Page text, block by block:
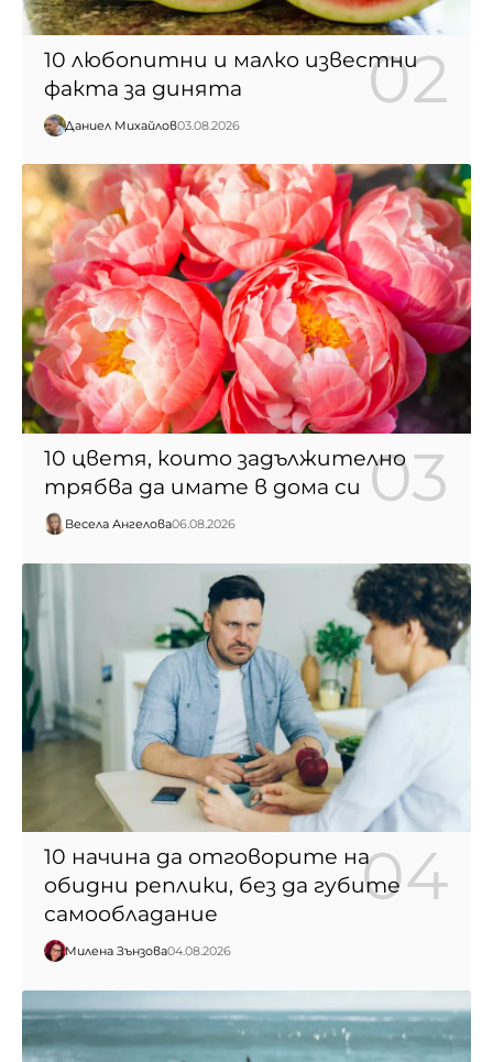
10 любопитни и малко известни
факта за динята
Даниел Михайлов03.08.2026
10 цветя, които задължително
трябва да имате в дома си
Весела Ангелова06.08.2026
10 начина да отговорите на
обидни реплики, без да губите
самообладание
Милена Зънзова04.08.2026